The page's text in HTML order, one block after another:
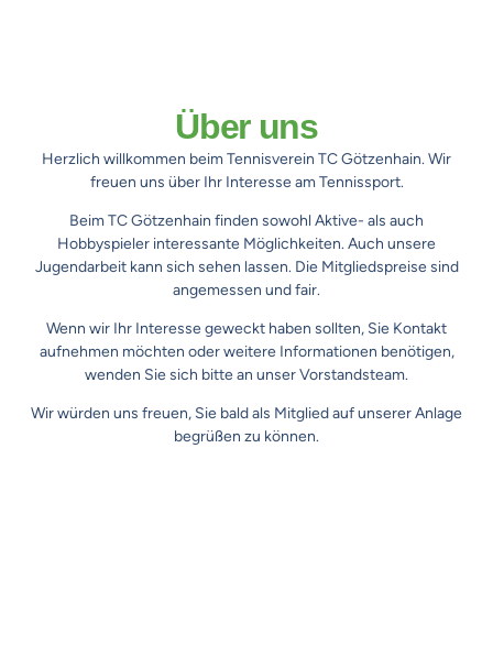
Über uns
Herzlich willkommen beim Tennisverein TC Götzenhain.Wir
freuen uns über Ihr Interesse am Tennissport.
Beim TC Götzenhain finden sowohl Aktive- als auch
Hobbyspieler interessante Möglichkeiten.Auch unsere
Jugendarbeit kann sich sehen lassen. Die Mitgliedspreise sind
angemessen und fair.
Wenn wir Ihr Interesse geweckt haben sollten, Sie Kontakt
aufnehmen möchten oder weitere Informationen benötigen,
wenden Sie sich bitte an unser Vorstandsteam.
Wir würden uns freuen, Sie bald als Mitgliedauf unserer Anlage
begrüßen zu können.